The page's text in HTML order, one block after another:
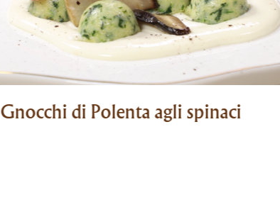
Gnocchi di Polenta agli spinaci